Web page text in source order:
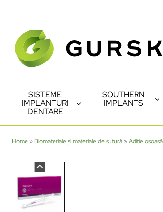
SISTEME
IMPLANTURI
DENTARE
SOUTHERN
IMPLANTS
Home » Biomateriale și materiale de sutură »Adiție osoasă